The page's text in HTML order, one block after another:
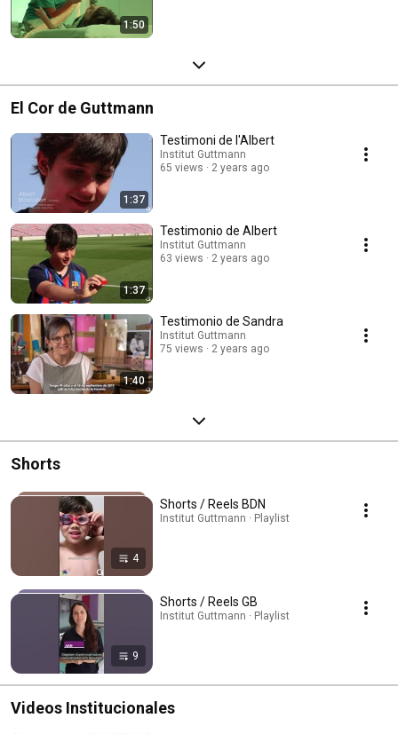
1:50
El Cor de Guttmann
1:37
Testimoni de l'Albert
Institut Guttmann
65 views
2 years ago
1:37
Testimonio de Albert
Institut Guttmann
63 views
2 years ago
1:40
Testimonio de Sandra
Institut Guttmann
75 views
2 years ago
Shorts
4
Shorts / Reels BDN
Institut Guttmann · Playlist
9
Shorts / Reels GB
Institut Guttmann · Playlist
Videos Institucionales